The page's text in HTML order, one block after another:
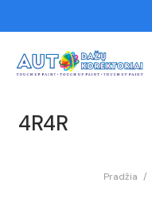
4R4R
Pradžia /